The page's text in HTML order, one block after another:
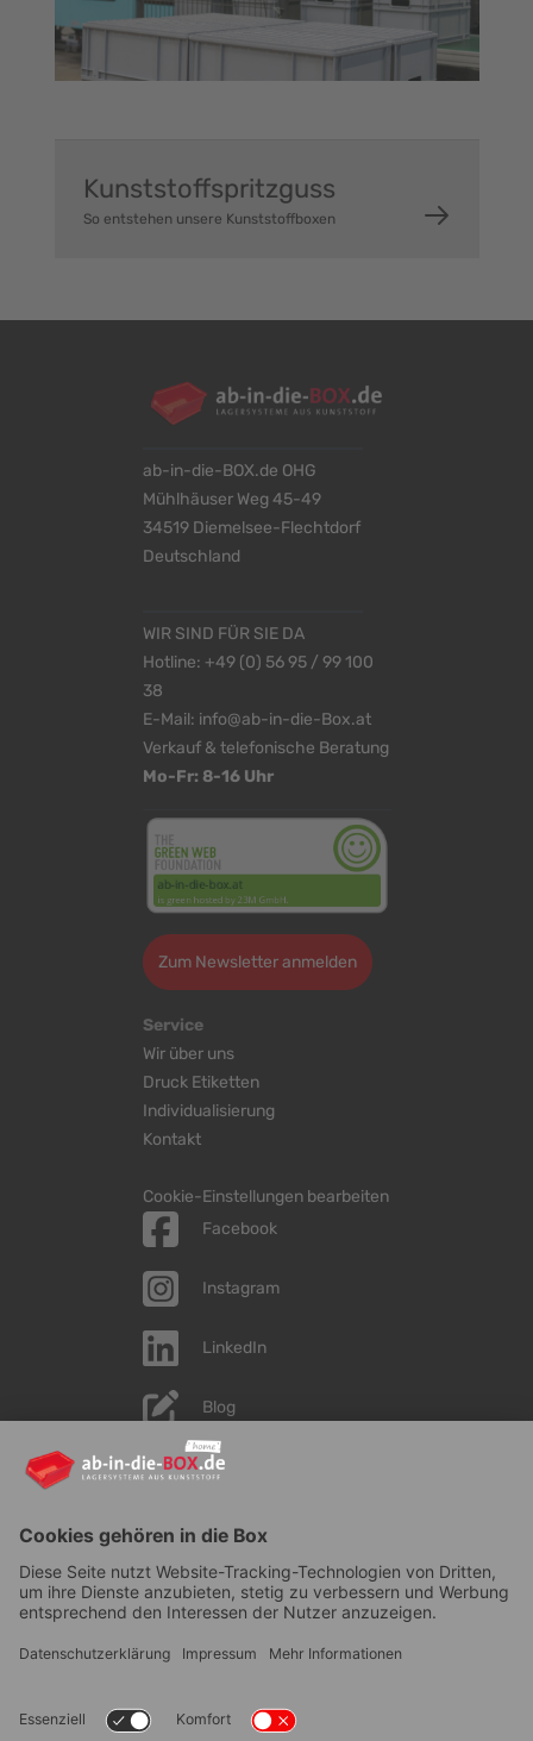
Kunststoffspritzguss
So entstehen unsere Kunststoffboxen
ab-in-die-BOX.de OHG
Mühlhäuser Weg 45-49
34519 Diemelsee-Flechtdorf
Deutschland
WIR SIND FÜR SIE DA
Hotline: +49 (0) 56 95 / 99 100
38
E-Mail: info@ab-in-die-Box.at
Verkauf & telefonische Beratung
Mo-Fr: 8-16 Uhr
Zum Newsletter anmelden
Service
Wir über uns
Druck Etiketten
Individualisierung
Kontakt
Cookie-Einstellungen bearbeiten
Facebook
Instagram
LinkedIn
Blog
YouTube